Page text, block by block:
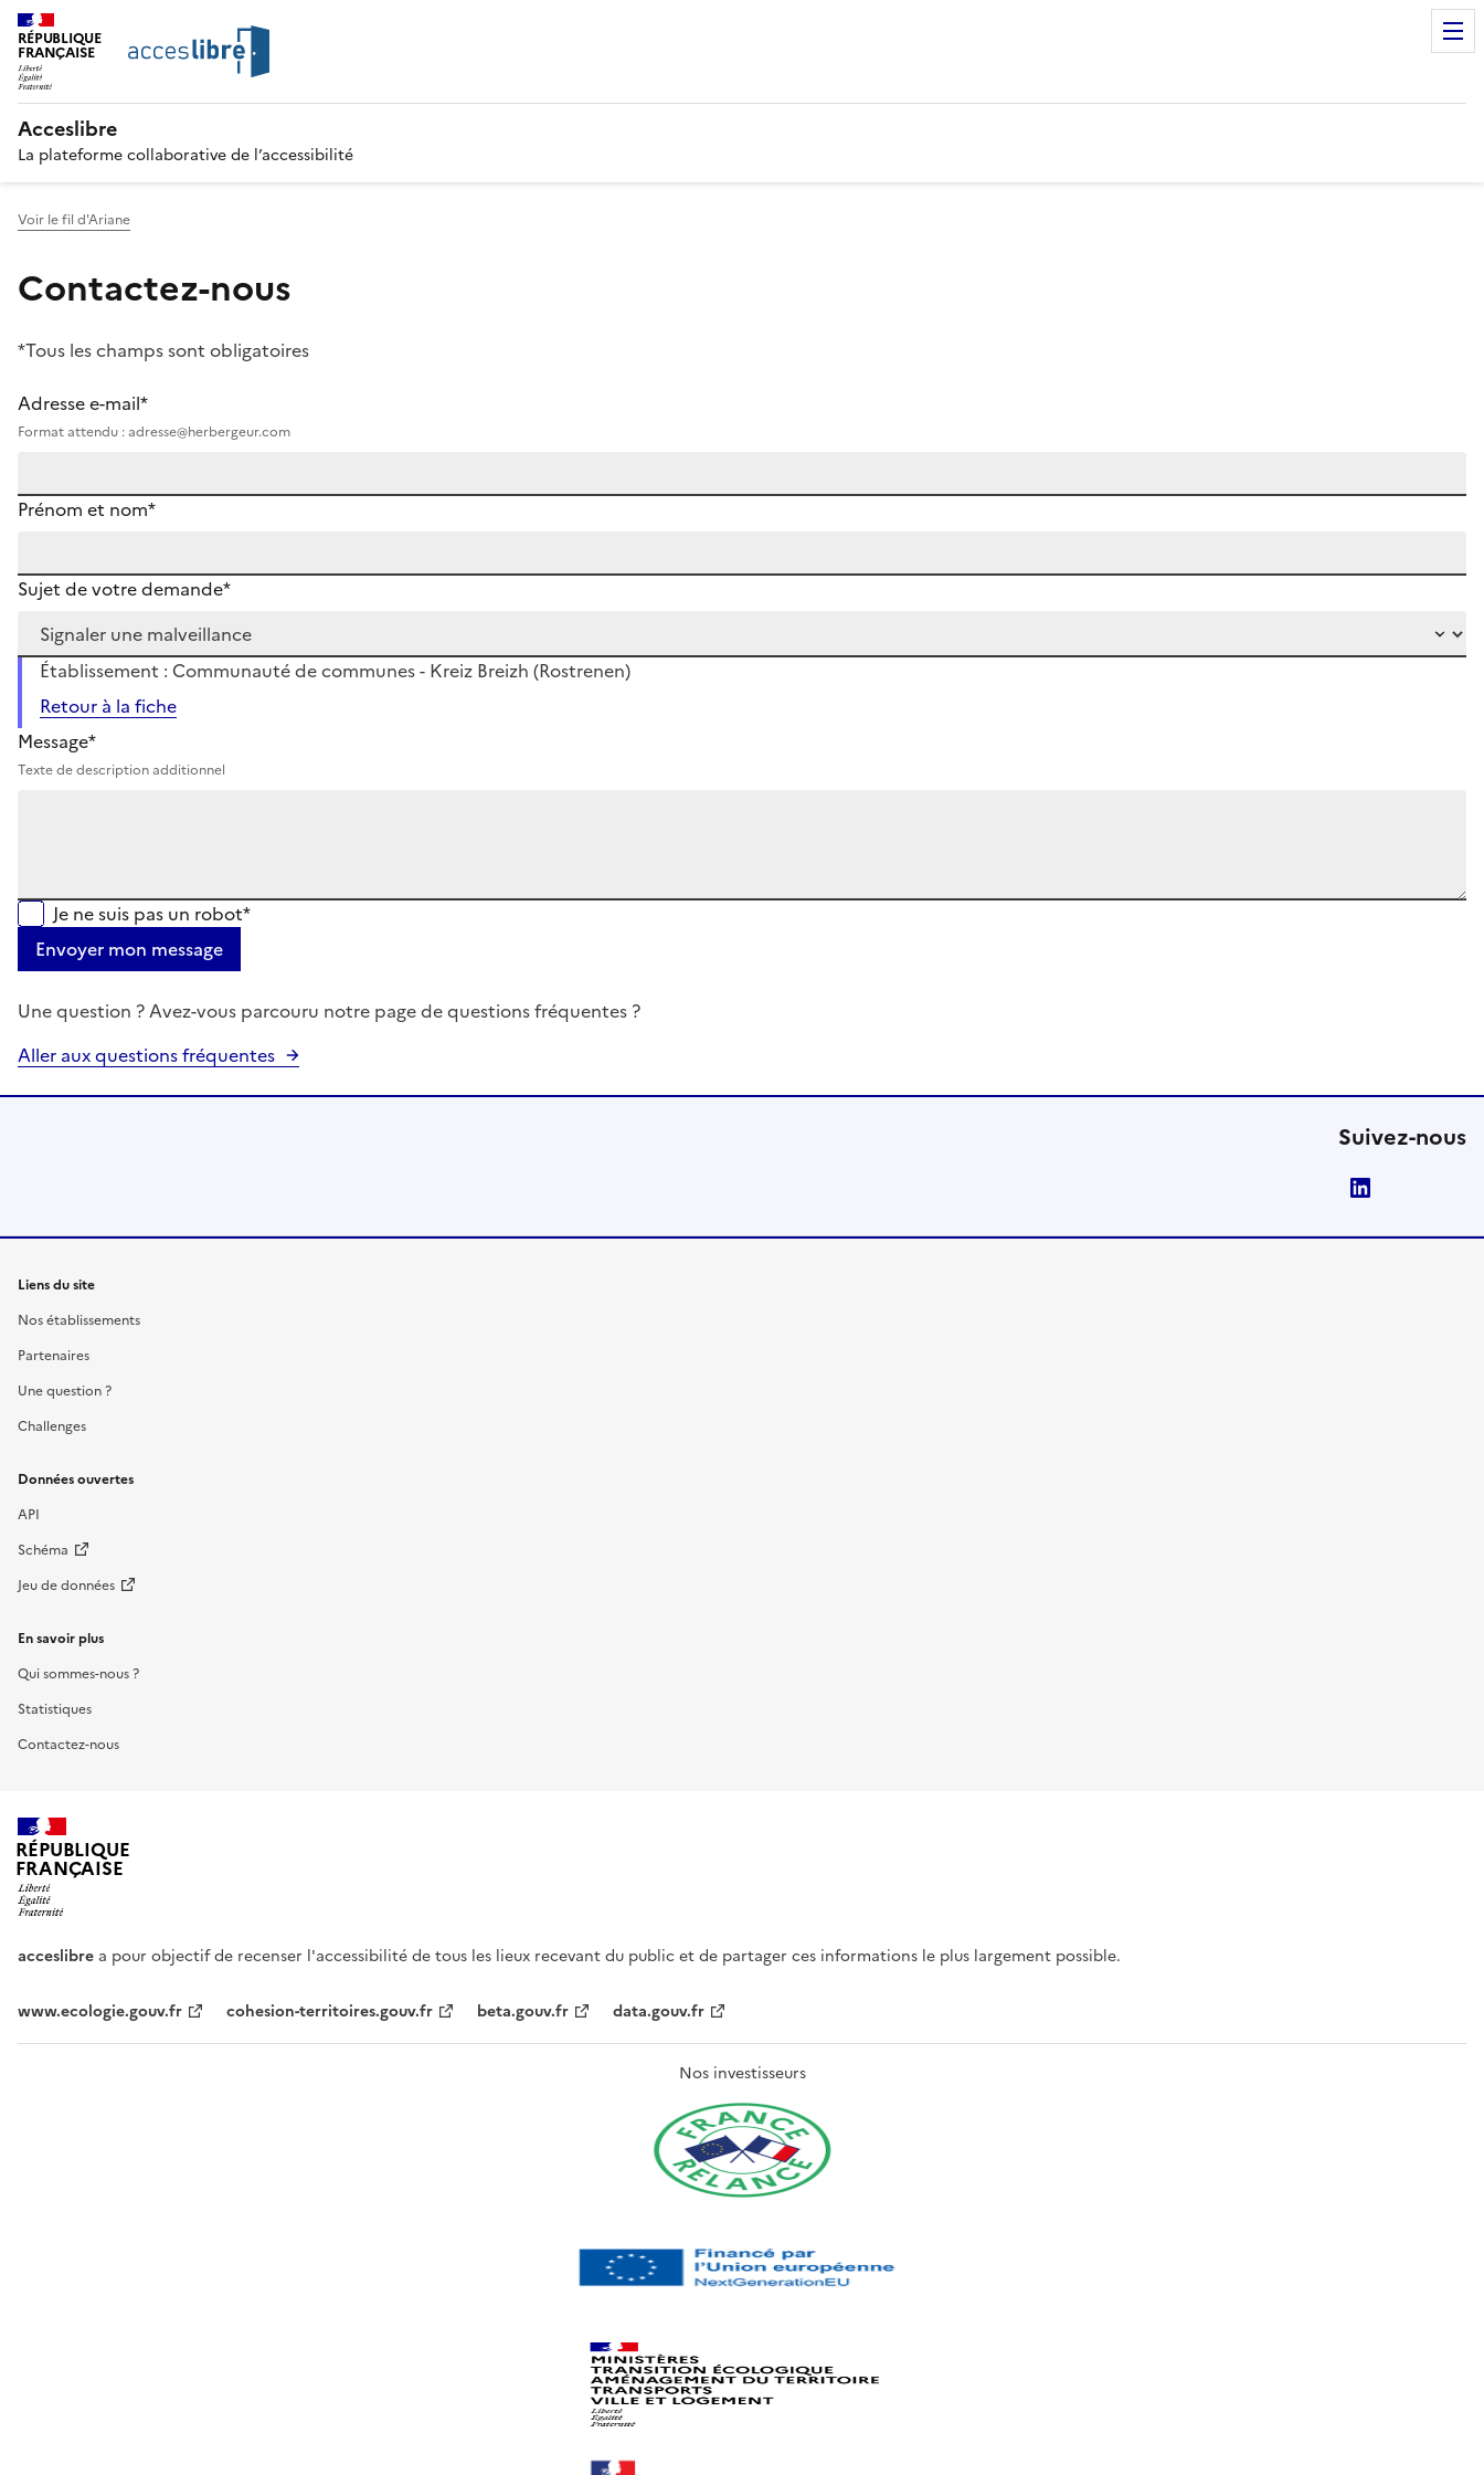
RÉPUBLIQUE
FRANÇAISE
Acceslibre
La plateforme collaborative de l’accessibilité
Voir le fil d'Ariane
Contactez-nous
*Tous les champs sont obligatoires
Adresse e-mail*
Format attendu : adresse@herbergeur.com
Prénom et nom*
Sujet de votre demande*
Établissement : Communauté de communes - Kreiz Breizh (Rostrenen)
Retour à la fiche
Message*
Texte de description additionnel
Je ne suis pas un robot*
Envoyer mon message
Une question ? Avez-vous parcouru notre page de questions fréquentes ?
Aller aux questions fréquentes
Suivez-nous
Liens du site
Nos établissements
Partenaires
Une question ?
Challenges
Données ouvertes
API
Schéma
Jeu de données
En savoir plus
Qui sommes-nous ?
Statistiques
Contactez-nous
RÉPUBLIQUE
FRANÇAISE
acceslibre a pour objectif de recenser l'accessibilité de tous les lieux recevant du public et de partager ces informations le plus largement possible.
www.ecologie.gouv.fr cohesion-territoires.gouv.fr beta.gouv.fr data.gouv.fr
Nos investisseurs